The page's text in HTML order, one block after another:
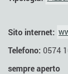
Sito internet:
Telefono: 0574
sempre aperto